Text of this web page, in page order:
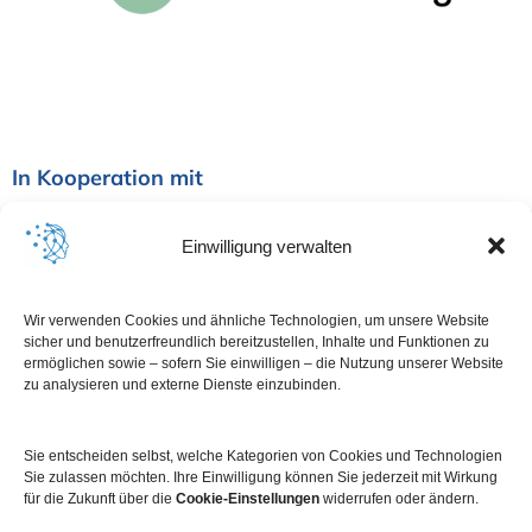
Einwilligung verwalten
Wir verwenden Cookies und ähnliche Technologien, um unsere Website
sicher und benutzerfreundlich bereitzustellen, Inhalte und Funktionen zu
ermöglichen sowie – sofern Sie einwilligen – die Nutzung unserer Website
zu analysieren und externe Dienste einzubinden.
Sie entscheiden selbst, welche Kategorien von Cookies und Technologien
Sie zulassen möchten. Ihre Einwilligung können Sie jederzeit mit Wirkung
für die Zukunft über die Cookie-Einstellungen widerrufen oder ändern.
In Kooperation mit